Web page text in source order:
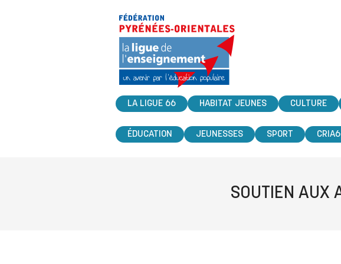
LA LIGUE 66 HABITAT JEUNES CULTURE
ÉDUCATION JEUNESSES SPORT
SOUTIEN AUX